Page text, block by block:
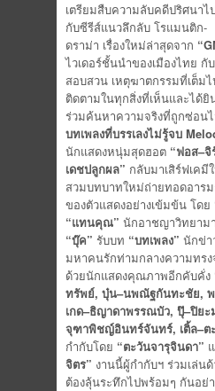
เตรียมสืบความลับคดีปริศนาไ
กับซีรีส์แนวลึกลับ โรแมนติก-
ดราม่า เรื่องใหม่ล่าสุดจาก
ไวเดอร์ชั้นนำของเมืองไทย กั
สอบสวน เหตุฆาตกรรมที่เต็ม
ติดตามในทุกสิ่งที่เห็นและได้
ร่วมค้นหาความจริงที่ถูกซ่อน
บทเพลงที่บรรเลงไม่รู้จบ
นักแสดงหนุ่มสุดฮอต “ฟอส–จิ
เดชปลูกผล” กลับมาเสิร์ฟเค
สวมบทบาทใหม่ถ่ายทอดอา
ของตัวแสดงอย่างเข้มข้น โดย
“แทนคุณ” นักอาชญาวิทยาม
“บุ๊ค” รับบท “บทเพลง” นักข่า
มหาคนรักท่ามกลางความทรง
ด้วยนักแสดงคุณภาพอีกคับคั่ง
ทรัพย์, บุ๋น–นพณัฐกันทะชัย,
เกด–ธิญาดาพรรณบัว, ปุ๊–ปิยะ
จุฑาพิชญ์อินทร์จันทร์, เติ้ล–ต
กำกับโดย “ตะวันจารุจินดา”
จิตร” งานนี้ผู้กำกับฯ ร่วมเล่น
ต้องลุ้นระทึกไปพร้อมๆ กันอย่